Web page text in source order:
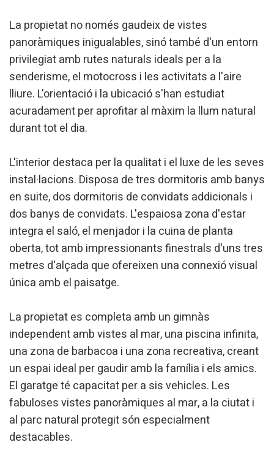
La propietat no només gaudeix de vistes
panoràmiques inigualables, sinó també d'un entorn
privilegiat amb rutes naturals ideals per a la
senderisme, el motocross i les activitats a l'aire
lliure. L'orientació i la ubicació s'han estudiat
acuradament per aprofitar al màxim la llum natural
durant tot el dia.
L'interior destaca per la qualitat i el luxe de les seves
instal·lacions. Disposa de tres dormitoris amb banys
en suite, dos dormitoris de convidats addicionals i
dos banys de convidats. L'espaiosa zona d'estar
integra el saló, el menjador i la cuina de planta
oberta, tot amb impressionants finestrals d'uns tres
metres d'alçada que ofereixen una connexió visual
única amb el paisatge.
La propietat es completa amb un gimnàs
independent amb vistes al mar, una piscina infinita,
una zona de barbacoa i una zona recreativa, creant
un espai ideal per gaudir amb la família i els amics.
El garatge té capacitat per a sis vehicles. Les
fabuloses vistes panoràmiques al mar, a la ciutat i
al parc natural protegit són especialment
destacables.
Modificar cookies